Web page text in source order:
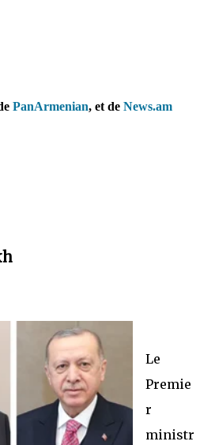
PanArmenian, et de News.am
Le
Premie
r
ministr